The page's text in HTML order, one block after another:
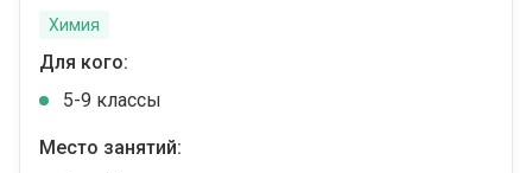
Химия
Для кого:
5-9 классы
Место занятий: